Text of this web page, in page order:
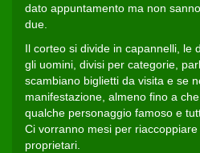
dato appuntamento ma non
due.
Il corteo si divide in capannelli, le
gli uomini, divisi per categorie,
scambiano biglietti da visita e se
manifestazione, almeno fino a
qualche personaggio famoso e
Ci vorranno mesi per
proprietari.